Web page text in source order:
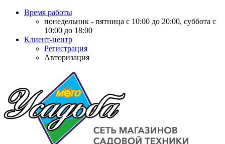
Время работы
понедельник - пятница с 10:00 до 20:00, суббота с
10:00 до 18:00
Клиент-центр
Регистрация
Авторизация